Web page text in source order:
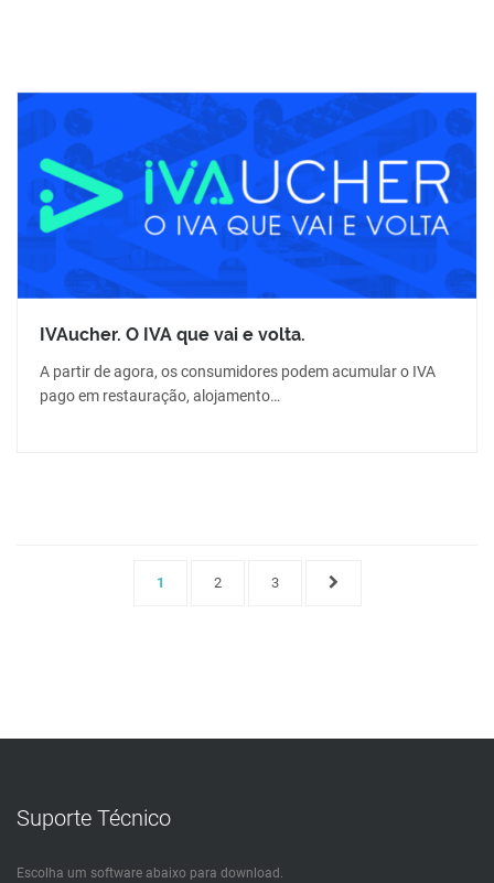
IVAucher. O IVA que vai e volta.
A partir de agora, os consumidores podem acumular o IVA
pago em restauração, alojamento…
1 2 3
Suporte Técnico
Escolha um software abaixo para download.